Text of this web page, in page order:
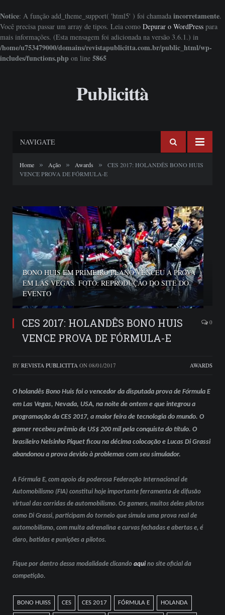
Notice: A função add_theme_support( 'html5' ) foi chamada incorretamente.
Você precisa passar um array de tipos. Leia como Depurar o WordPress para
mais informações. (Esta mensagem foi adicionada na versão 3.6.1.) in
/home/u753479000/domains/revistapublicitta.com.br/public_html/wp-
includes/functions.php on line 5865
Publicittà
NAVIGATE
Home » Ação » Awards »
CES 2017: HOLANDÊS BONO HUIS
VENCE PROVA DE FÓRMULA-E
BONO HUIS EM PRIMEIRO PLANO VENCEU A PROVA
EM LAS VEGAS. FOTO: REPRODUÇÃO DO SITE DO
EVENTO
CES 2017: HOLANDÊS BONO HUIS
VENCE PROVA DE FÓRMULA-E
0
BY REVISTA PUBLICITTA ON 08/01/2017 AWARDS
O holandês Bono Huis foi o vencedor da disputada prova de Fórmula E
em Las Vegas, Nevada, USA, na noite de ontem e que integrou a
programação da CES 2017, a maior feira de tecnologia do mundo. O
gamer recebeu prêmio de US$ 200 mil pela conquista do título. O
brasileiro Nelsinho Piquet ficou na décima colocação e Lucas Di Grassi
abandonou a prova devido à problemas com seu simulador.
A Fórmula E, com apoio da poderosa Federação Internacional de
Automobilismo (FIA) constitui hoje importante ferramenta de difusão
virtual das corridas de automobilismo. Os gamers, muitos deles pilotos
como Di Grassi, participam do torneio que simula uma prova real de
automobilismo, com muita adrenalina e curvas fechadas e abertas e, é
claro, batidas e punições a pilotos.
Fique por dentro dessa modalidade clicando aqui no site oficial da
competição.
BONO HUISS CES CES 2017 FÓRMULA E HOLANDA